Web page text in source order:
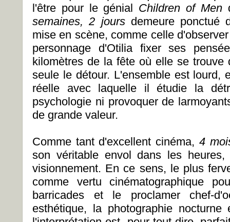
l'être pour le génial Children of Men
semaines, 2 jours demeure ponctué
mise en scène, comme celle
personnage d'Otilia fixer ses
kilomètres de la fête où elle se
seule le détour. L'ensemble est lourd,
réelle avec laquelle il étudie la
psychologie ni provoquer de
de grande valeur.
Comme tant d'excellent cinéma, 4
son véritable envol dans les
visionnement. En ce sens, le plus
comme vertu cinématographique
barricades et le proclamer chef-
esthétique, la photographie